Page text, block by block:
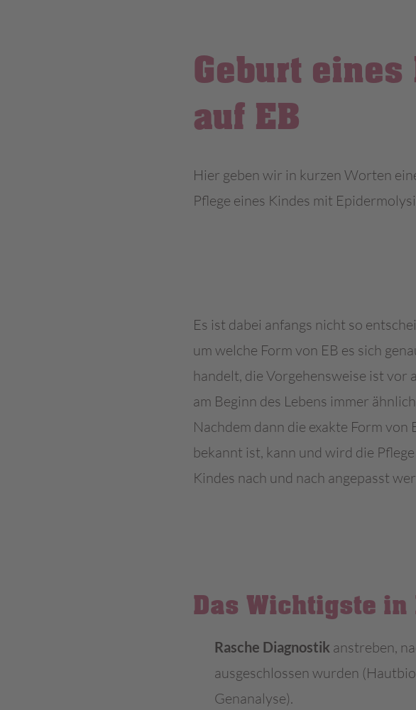
Geburt
auf EB
Hier geben wir in kurzen Worten
Pflege eines Kindes mit
Es ist dabei anfangs nicht so
um welche Form von EB es sich
handelt, die Vorgehensweise ist vor
am Beginn des Lebens immer
Nachdem dann die exakte Form von
bekannt ist, kann und wird die
Kindes nach und nach angepasst
Das Wichtigste in
Rasche Diagnostik anstreben,
ausgeschlossen wurden
Genanalyse).